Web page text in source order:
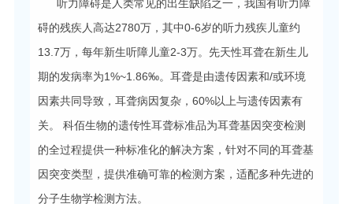
听力障碍是人类常见的出生缺陷之一，我国有听力障
碍的残疾人高达2780万，其中0-6岁的听力残疾儿童约
13.7万，每年新生听障儿童2-3万。先天性耳聋在新生儿
期的发病率为1%~1.86‰。耳聋是由遗传因素和/或环境
因素共同导致，耳聋病因复杂，60%以上与遗传因素有
关。 科佰生物的遗传性耳聋标准品为耳聋基因突变检测
的全过程提供一种标准化的解决方案，针对不同的耳聋基
因突变类型，提供准确可靠的检测方案，适配多种先进的
分子生物学检测方法。